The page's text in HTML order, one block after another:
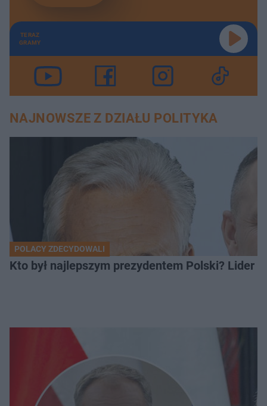
TERAZ
GRAMY
NAJNOWSZE Z DZIAŁU POLITYKA
POLACY ZDECYDOWALI
Kto był najlepszym prezydentem Polski? Lider